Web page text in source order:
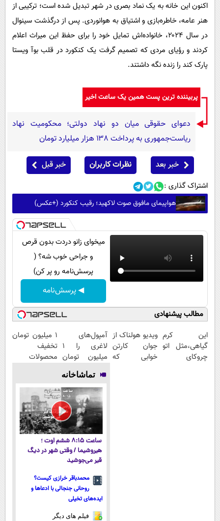
اکنون این خانه به یک نماد بصری در شهر تبدیل شده است؛ ترکیبی از
هنر عامه، خاطره‌بازی و اشتیاق به هوانوردی. پس از درگذشت سینوال
در سال ۲۰۲۴، خانواده‌اش تمایل خود را برای حفظ این میراث اعلام
کردند و رؤیای مردی که تصمیم گرفت یک کنکورد در قلب بوآ ویستا
پارک کند را زنده نگه داشتند.
پربیننده ترین پست همین یک ساعت اخیر
دعوای حقوقی میان دو نهاد دولتی؛ محکومیت نهاد
ریاست‌جمهوری به پرداخت ۱۳۸ هزار میلیارد تومان
خبر بعد نظرات کاربران خبر قبل
اشتراک گذاری :
هواپیمای مافوق صوت لاکهید؛ رقیب کنکورد (+عکس)
میخوای زانو دردت بدون قرص
و جراحی خوب شه؟ (
پرسش‌نامه رو پر کن)
◀ پرسش‌نامه
مطالب پیشنهادی
این کرم
گیاهی،مثل اتو
چروکای
ویدیو هولناک از
جوان کارتن
خوابی که
آمپول‌های
لاغری را ۱
میلیون تومان
ارزان‌تر از
همه‌جا بخر!
۱ میلیون تومان
تخفیف
محصولات
شروع کاهش
وزن
تماشاخانه
ساعت ۸:۱۵ ششم اوت ؛
هیروشیما / وقتی شهر در دیگ
قیر می‌جوشید
محمدباقر خرازی کیست؟
روحانی جنجالی با ادعاها و
ایده‌های تخیلی
فیلم های دیگر